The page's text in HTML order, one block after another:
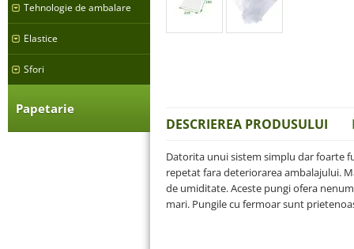
Tehnologie de ambalare
Elastice
Sfori
Papetarie
DESCRIEREA PRODUSULUI
Datorita unui sistem simplu dar foarte
repetat fara deteriorarea ambalajului.
de umiditate. Aceste pungi ofera
mari. Pungile cu fermoar sunt